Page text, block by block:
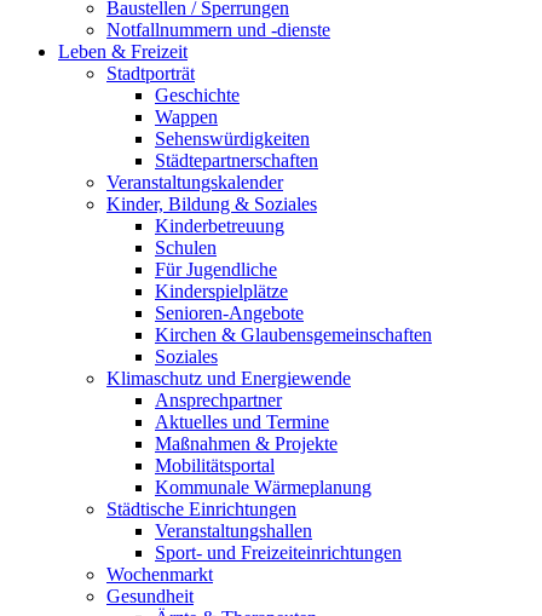
Baustellen / Sperrungen
Notfallnummern und -dienste
Leben & Freizeit
Stadtporträt
Geschichte
Wappen
Sehenswürdigkeiten
Städtepartnerschaften
Veranstaltungskalender
Kinder, Bildung & Soziales
Kinderbetreuung
Schulen
Für Jugendliche
Kinderspielplätze
Senioren-Angebote
Kirchen & Glaubensgemeinschaften
Soziales
Klimaschutz und Energiewende
Ansprechpartner
Aktuelles und Termine
Maßnahmen & Projekte
Mobilitätsportal
Kommunale Wärmeplanung
Städtische Einrichtungen
Veranstaltungshallen
Sport- und Freizeiteinrichtungen
Wochenmarkt
Gesundheit